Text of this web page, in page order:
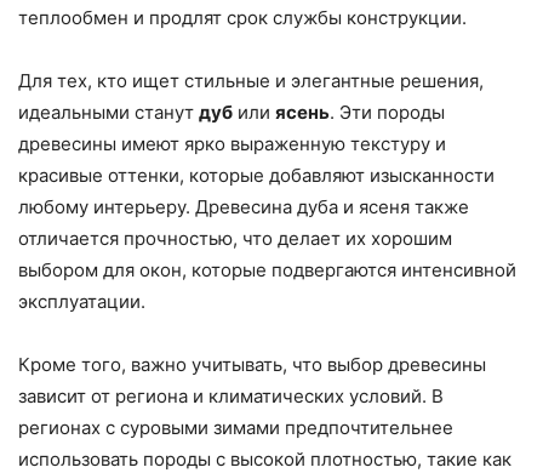
теплообмен и продлят срок службы конструкции.
Для тех, кто ищет стильные и элегантные решения,
идеальными станут дуб или ясень. Эти породы
древесины имеют ярко выраженную текстуру и
красивые оттенки, которые добавляют изысканности
любому интерьеру. Древесина дуба и ясеня также
отличается прочностью, что делает их хорошим
выбором для окон, которые подвергаются интенсивной
эксплуатации.
Кроме того, важно учитывать, что выбор древесины
зависит от региона и климатических условий. В
регионах с суровыми зимами предпочтительнее
использовать породы с высокой плотностью, такие как